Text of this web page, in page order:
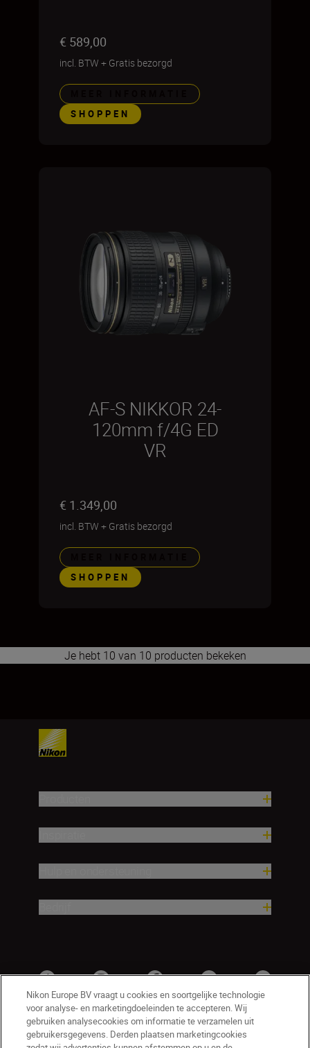
€ 589,00
incl. BTW + Gratis bezorgd
SHOPPEN
AF-S NIKKOR 24-
120mm f/4G ED
VR
€ 1.349,00
incl. BTW + Gratis bezorgd
SHOPPEN
Je hebt 10 van 10 producten bekeken
Nikon Europe BV vraagt u cookies en soortgelijke technologie
voor analyse- en marketingdoeleinden te accepteren. Wij
gebruiken analysecookies om informatie te verzamelen uit
gebruikersgegevens. Derden plaatsen marketingcookies